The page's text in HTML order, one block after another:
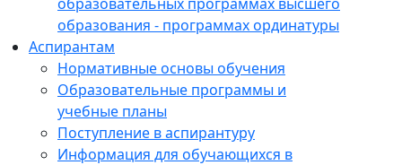
образования - программах ординатуры
Аспирантам
Нормативные основы обучения
Образовательные программы и
учебные планы
Поступление в аспирантуру
Информация для обучающихся в